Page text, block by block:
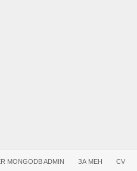
MONGODB ADMIN ЗА МЕН
CV